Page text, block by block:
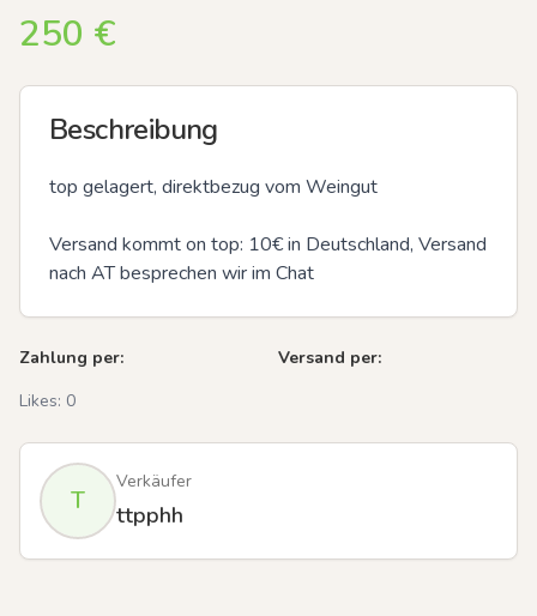
250 €
Beschreibung
top gelagert, direktbezug vom Weingut
Versand kommt on top: 10€ in Deutschland, Versand
nach AT besprechen wir im Chat
Zahlung per:
Versand per:
Likes: 0
T
Verkäufer
ttpphh